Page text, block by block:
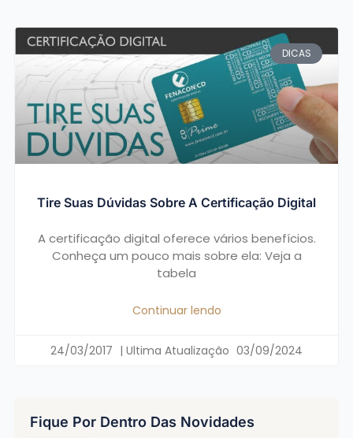
DICAS
Tire Suas Dúvidas Sobre A Certificação Digital
A certificação digital oferece vários benefícios.
Conheça um pouco mais sobre ela: Veja a
tabela
Continuar lendo
24/03/2017 03/09/2024
Fique Por Dentro Das Novidades